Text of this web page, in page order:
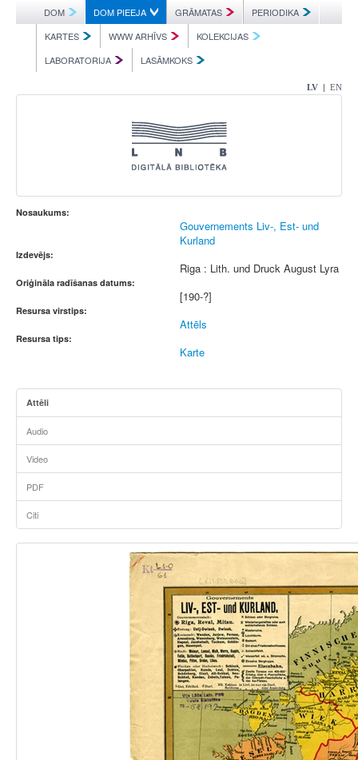
DOM DOM PIEEJA GRĀMATAS
PERIODIKA
KARTES
WWW ARHĪVS
KOLEKCIJAS
LABORATORIJA
LASĀMKOKS
LV | EN
Nosaukums:
Gouvernements Liv-, Est- und
Kurland
Izdevējs:
Riga : Lith. und Druck August Lyra
Oriģināla radīšanas datums:
[190-?]
Resursa virstips:
Attēls
Resursa tips:
Karte
Attēli
Audio
Video
PDF
Citi